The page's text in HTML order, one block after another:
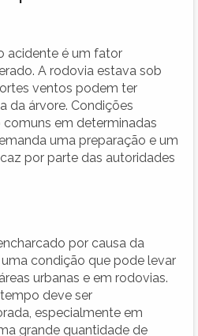
acidente é um fator
A rodovia estava sob
ventos podem ter
da árvore. Condições
em determinadas
uma preparação e um
por parte das autoridades
por causa da
condição que pode levar
urbanas e em rodovias.
deve ser
especialmente em
grande quantidade de